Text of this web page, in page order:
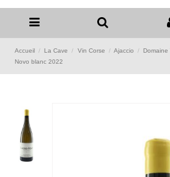
Accueil La Cave Vin Corse Ajaccio
Domaine
Novo blanc 2022